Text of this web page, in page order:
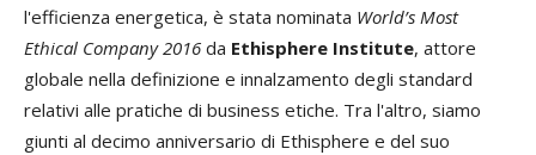
l'efficienza energetica, è stata nominata World’s Most
Ethical Company 2016 da Ethisphere Institute, attore
globale nella definizione e innalzamento degli standard
relativi alle pratiche di business etiche. Tra l'altro, siamo
giunti al decimo anniversario di Ethisphere e del suo